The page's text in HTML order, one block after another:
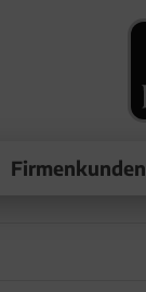
Firmenkunden